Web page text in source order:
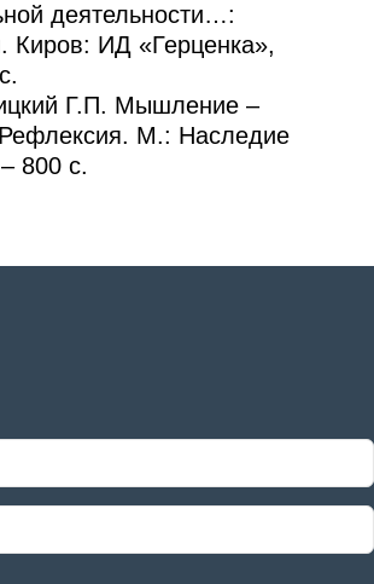
деятельности…:
Киров: ИД «Герценка»,
Г.П. Мышление –
М.: Наследие
800 c.